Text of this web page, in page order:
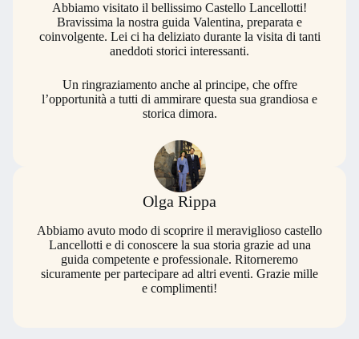
Abbiamo visitato il bellissimo Castello Lancellotti!
Bravissima la nostra guida Valentina, preparata e
coinvolgente. Lei ci ha deliziato durante la visita di tanti
aneddoti storici interessanti.
Un ringraziamento anche al principe, che offre
l’opportunità a tutti di ammirare questa sua grandiosa e
storica dimora.
Olga Rippa
Abbiamo avuto modo di scoprire il meraviglioso castello
Lancellotti e di conoscere la sua storia grazie ad una
guida competente e professionale. Ritorneremo
sicuramente per partecipare ad altri eventi. Grazie mille
e complimenti!